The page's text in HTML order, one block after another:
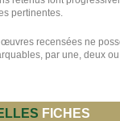
pertinentes.
œuvres recensées ne
par une, deux
FICHES